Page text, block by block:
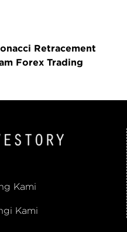
Retracement
Forex Trading
Kami
Kami